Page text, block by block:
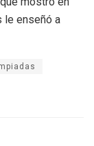
le enseñó a